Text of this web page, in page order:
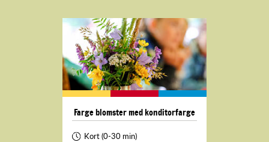
Farge blomster med konditorfarge
Kort (0-30 min)